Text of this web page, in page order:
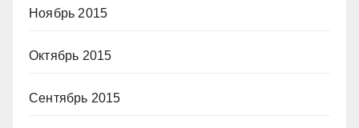
Ноябрь 2015
Октябрь 2015
Сентябрь 2015